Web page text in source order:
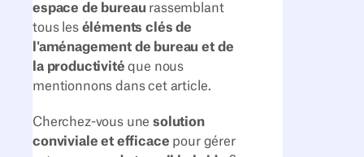
espace de bureau rassemblant
tous les éléments clés de
l'aménagement de bureau et de
la productivitéque nous
mentionnons dans cet article.
Cherchez-vous unesolution
conviviale et efficace pour gérer